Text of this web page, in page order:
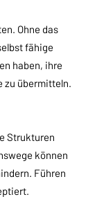
Ohne das
fähige
haben, ihre
zu übermitteln.
Strukturen
können
Führen